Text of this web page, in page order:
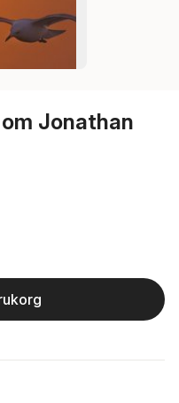
Jonathan